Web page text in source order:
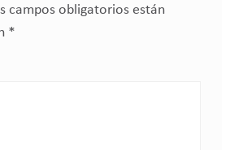
campos obligatorios están
*